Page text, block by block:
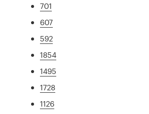
701
607
592
1854
1495
1728
1126